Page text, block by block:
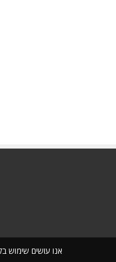
אנו עושים שימוש